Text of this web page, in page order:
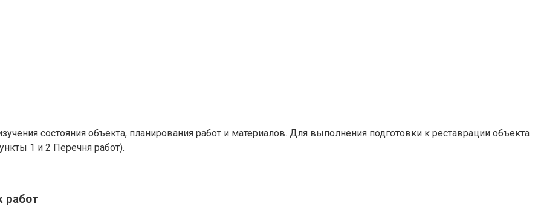
состояния объекта, планирования работ и материалов. Для выполнения подготовки к реставрации объекта
1 и 2 Перечня работ).
работ